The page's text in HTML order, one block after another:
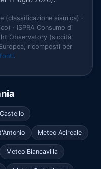
(classificazione sismica) ·
· ISPRA Consumo di
Observatory (siccità
ricomposti per
.
Meteo Acireale
Meteo Biancavilla